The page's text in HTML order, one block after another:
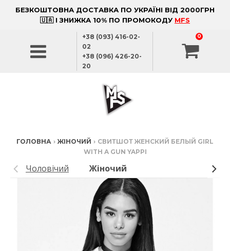
БЕЗКОШТОВНА ДОСТАВКА ПО УКРАЇНІ ВІД 2000ГРН
🇺🇦 І ЗНИЖКА 10% ПО ПРОМОКОДУ MFS
+38 (093) 416-02-
02
+38 (096) 426-20-
20
0
ГОЛОВНА › ЖІНОЧИЙ › СВИТШОТ ЖЕНСКИЙ БЕЛЫЙ GIRL
WITH A GUN YAPPI
Чоловічий Жіночий